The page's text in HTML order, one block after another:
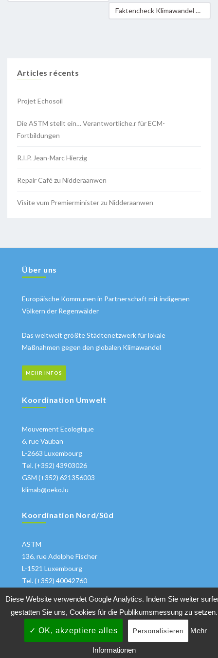
Faktencheck Klimawandel 3
Articles récents
Projet Echosoil
Die ASTM stellt ein… Verantwortliche.r für ECM-
Fortbildungen
R.I.P. Jean-Marc Hierzig
Repair Café zu Nidderaanwen
Visite vum Premierminister zu Nidderaanwen
Über uns
Europäische Kommunen in Partnerschaft mit indigenen
Völkern der Regenwälder
Das weltweit größte Städtenetzwerk für lokale
Maßnahmen gegen den globalen Klimawandel
MEHR INFOS
Koordination Umwelt
Mouvement Ecologique
6, rue Vauban
L-2663 Luxembourg
Tel. (+352) 43903026
GSM (+352) 621356003
klimab@oeko.lu
Koordination Nord/Süd
ASTM
136, rue Adolphe Fischer
L-1521 Luxembourg
Tel. (+352) 40042760
Copyrights 2018 All Rights ReservedKlimabuendnis|
Datenschutzhinweise
Diese Website verwendet Google Analytics. Indem Sie weiter
gestatten Sie uns, Cookies für die Publikumsmessung zu setzen.
✓ OK, akzeptiere alles Personalisieren Mehr
Informationen